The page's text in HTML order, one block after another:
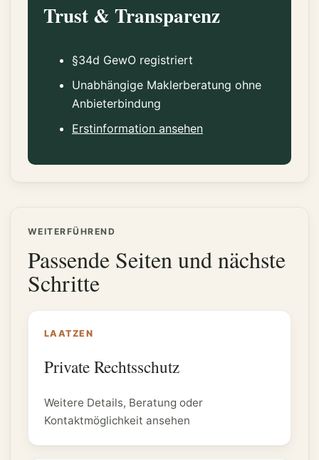
Trust & Transparenz
§34d GewO registriert
Unabhängige Maklerberatung ohne
Anbieterbindung
Erstinformation ansehen
WEITERFÜHREND
Passende Seiten und nächste
Schritte
LAATZEN
Private Rechtsschutz
Weitere Details, Beratung oder
Kontaktmöglichkeit ansehen